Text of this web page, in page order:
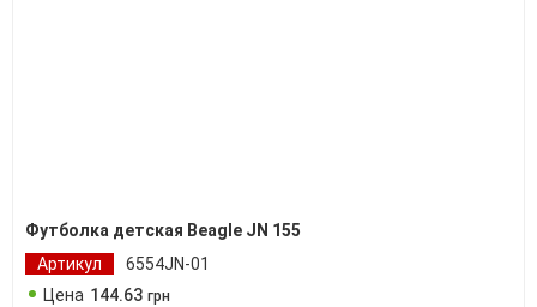
Футболка детская Beagle JN 155
Артикул
6554JN-01
Цена 144.63 грн